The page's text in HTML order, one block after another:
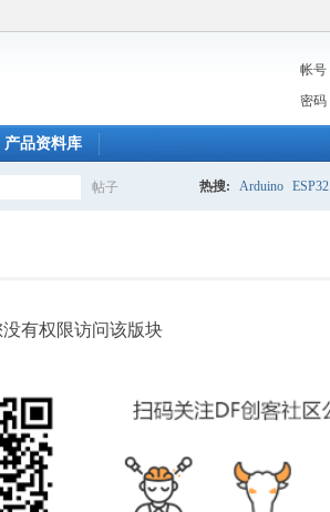
帐号
密码
产品资料库
帖子 热搜: Arduino ESP32
有权限访问该版块